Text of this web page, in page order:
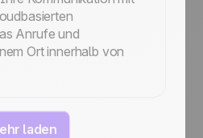
Anrufe und
Ort innerhalb von
laden